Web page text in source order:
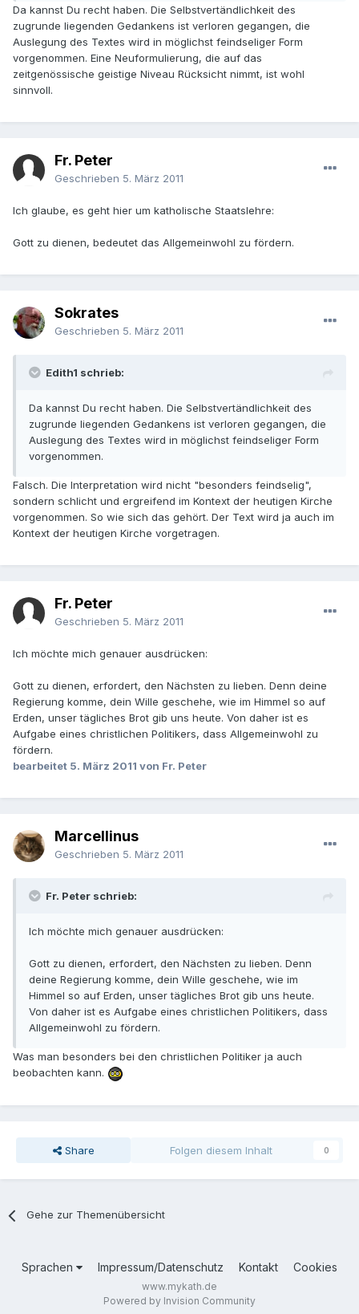
Da kannst Du recht haben. Die Selbstvertändlichkeit des
zugrunde liegenden Gedankens ist verloren gegangen, die
Auslegung des Textes wird in möglichst feindseliger Form
vorgenommen. Eine Neuformulierung, die auf das
zeitgenössische geistige Niveau Rücksicht nimmt, ist wohl
sinnvoll.
Fr. Peter
Geschrieben 5. März 2011
Ich glaube, es geht hier um katholische Staatslehre:
Gott zu dienen, bedeutet das Allgemeinwohl zu fördern.
Sokrates
Geschrieben 5. März 2011
Edith1 schrieb:
Da kannst Du recht haben. Die Selbstvertändlichkeit des
zugrunde liegenden Gedankens ist verloren gegangen, die
Auslegung des Textes wird in möglichst feindseliger Form
vorgenommen.
Falsch. Die Interpretation wird nicht "besonders feindselig",
sondern schlicht und ergreifend im Kontext der heutigen Kirche
vorgenommen. So wie sich das gehört. Der Text wird ja auch im
Kontext der heutigen Kirche vorgetragen.
Fr. Peter
Geschrieben 5. März 2011
Ich möchte mich genauer ausdrücken:
Gott zu dienen, erfordert, den Nächsten zu lieben. Denn deine
Regierung komme, dein Wille geschehe, wie im Himmel so auf
Erden, unser tägliches Brot gib uns heute. Von daher ist es
Aufgabe eines christlichen Politikers, dass Allgemeinwohl zu
fördern.
bearbeitet 5. März 2011 von Fr. Peter
Marcellinus
Geschrieben 5. März 2011
Fr. Peter schrieb:
Ich möchte mich genauer ausdrücken:
Gott zu dienen, erfordert, den Nächsten zu lieben. Denn
deine Regierung komme, dein Wille geschehe, wie im
Himmel so auf Erden, unser tägliches Brot gib uns heute.
Von daher ist es Aufgabe eines christlichen Politikers, dass
Allgemeinwohl zu fördern.
Was man besonders bei den christlichen Politiker ja auch
beobachten kann.
Share Folgen diesem Inhalt 0
Gehe zur Themenübersicht
Sprachen Impressum/Datenschutz Kontakt Cookies
www.mykath.de
Powered by Invision Community